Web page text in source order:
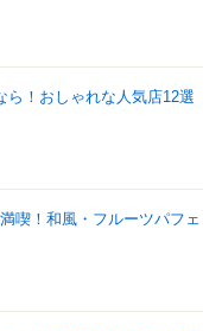
ら！おしゃれな人気店12選
喫！和風・フルーツパフェ